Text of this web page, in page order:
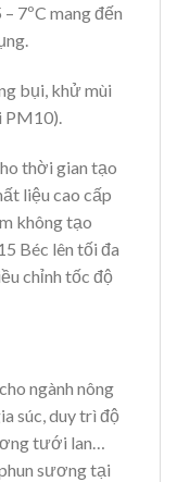
7ºC mang đến
bụi, khử mùi
PM10).
thời gian tạo
liệu cao cấp
không tạo
Béc lên tối đa
chỉnh tốc độ
ngành nông
súc, duy trì độ
tưới lan…
sương tại